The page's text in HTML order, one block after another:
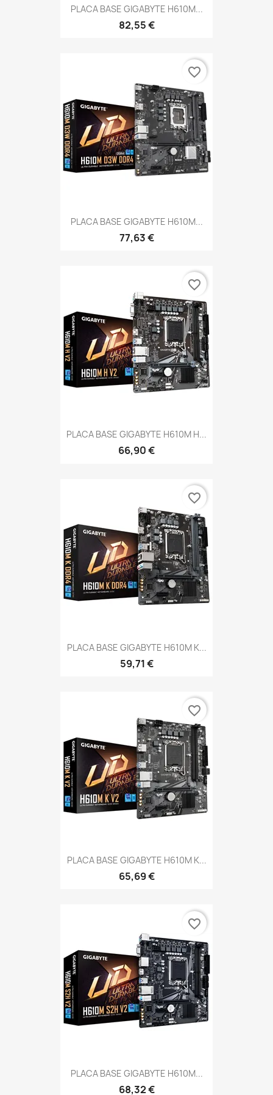
PLACA BASE GIGABYTE H610M...
82,55 €
PLACA BASE GIGABYTE H610M...
77,63 €
favorite_border
PLACA BASE GIGABYTE H610M H...
66,90 €
favorite_border
PLACA BASE GIGABYTE H610M K...
59,71 €
favorite_border
PLACA BASE GIGABYTE H610M K...
65,69 €
favorite_border
PLACA BASE GIGABYTE H610M...
68,32 €
favorite_border